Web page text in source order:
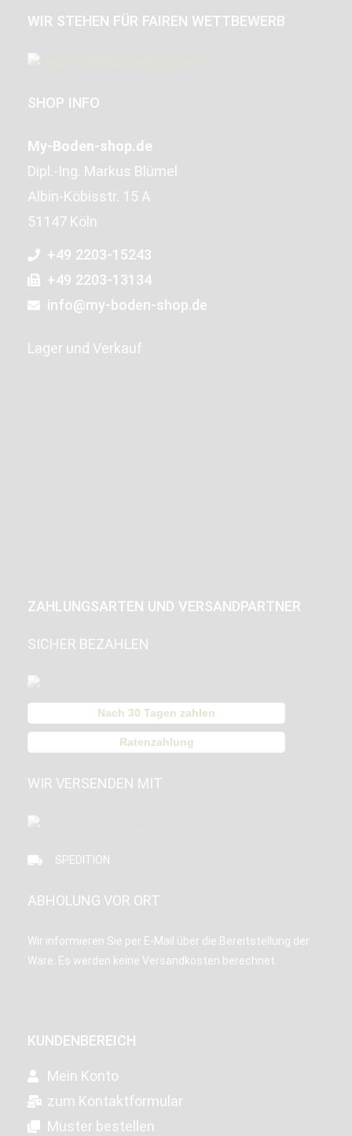
WIR STEHEN FÜR FAIREN WETTBEWERB
SHOP INFO
My-Boden-shop.de
Dipl.-Ing. Markus Blümel
Albin-Köbisstr. 15 A
51147 Köln
+49 2203-15243
+49 2203-13134
info@my-boden-shop.de
Lager und Verkauf
ZAHLUNGSARTEN UND VERSANDPARTNER
SICHER BEZAHLEN
Nach 30 Tagen zahlen
Ratenzahlung
WIR VERSENDEN MIT
SPEDITION
ABHOLUNG VOR ORT
Wir informieren Sie per E-Mail über die Bereitstellung der
Ware. Es werden keine Versandkosten berechnet.
KUNDENBEREICH
Mein Konto
zum Kontaktformular
Muster bestellen